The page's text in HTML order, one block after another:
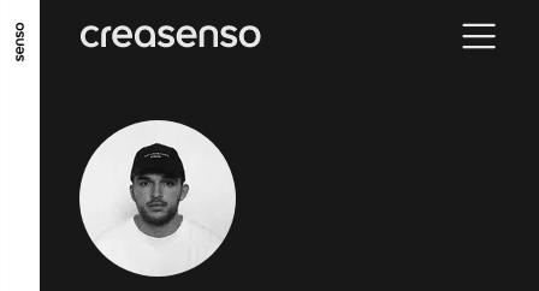
ALLER AU CONTENU PRINCIPAL
ALLER EN BAS DE PAGE